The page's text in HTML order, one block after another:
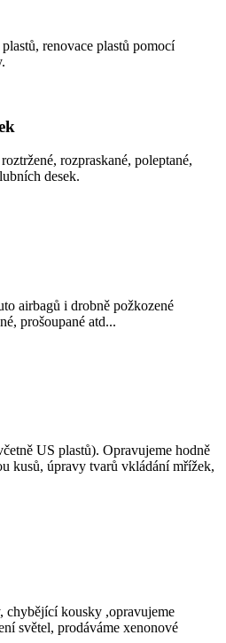
renovace plastů pomocí
rozpraskané, poleptané,
desek.
airbagů i drobně požkozené
prošoupané atd...
US plastů). Opravujeme hodně
kusů, úpravy tvarů vkládání mřížek,
chybějící kousky ,opravujeme
světel, prodáváme xenonové